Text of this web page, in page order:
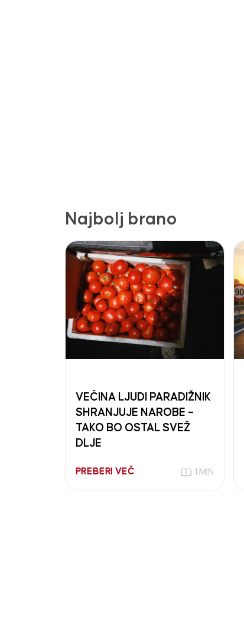
Najbolj brano
VEČINA LJUDI PARADIŽNIK
SHRANJUJE NAROBE –
TAKO BO OSTAL SVEŽ
DLJE
PREBERI VEČ 1 MIN